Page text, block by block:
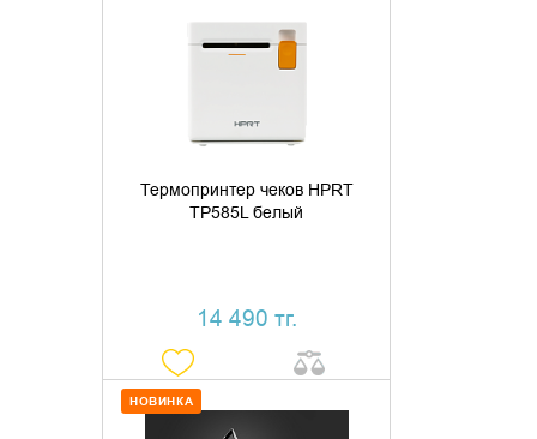
Термопринтер чеков HPRT
TP585L белый
14 490 тг.
НОВИНКА